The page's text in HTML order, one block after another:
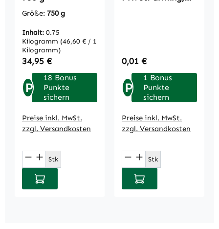
Größe: 750 g
Inhalt: 0.75
Kilogramm (46,60 € / 1
Kilogramm)
Regulärer Preis:
34,95 €
P
18 Bonus
Punkte
sichern
Preise inkl. MwSt.
zzgl. Versandkosten
Produkt Anzahl: Gib den
Stk
In den Warenkorb
Regulärer Preis:
0,01 €
P
1 Bonus
Punkte
sichern
Preise inkl. MwSt.
zzgl. Versandkosten
Produkt Anzahl:
Stk
In den Warenkorb